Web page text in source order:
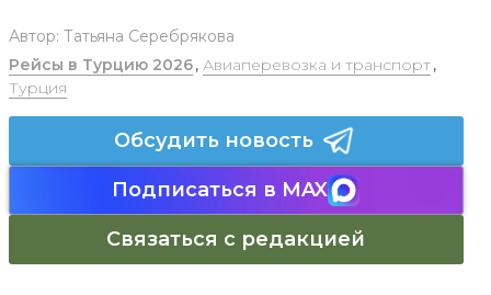
Автор: Татьяна Серебрякова
Рейсы в Турцию 2026, Авиаперевозка и транспорт,
Турция
Обсудить новость
Подписаться в MAX
Связаться с редакцией